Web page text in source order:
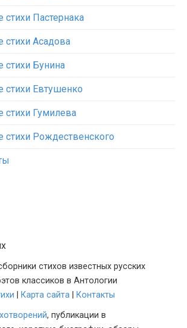
Пастернака
стихи Асадова
стихи Бунина
стихи Евтушенко
стихи Гумилева
стихи Рождественского
стихов известных русских
классиков в Антологии
Карта сайта
Контакты
, публикации в